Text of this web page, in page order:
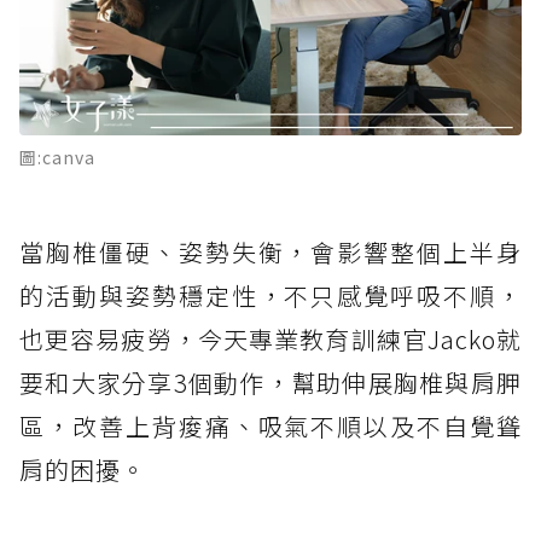
圖:canva
當胸椎僵硬、姿勢失衡，會影響整個上半身
的活動與姿勢穩定性，不只感覺呼吸不順，
也更容易疲勞，今天專業教育訓練官Jacko就
要和大家分享3個動作，幫助伸展胸椎與肩胛
區，改善上背痠痛、吸氣不順以及不自覺聳
肩的困擾。